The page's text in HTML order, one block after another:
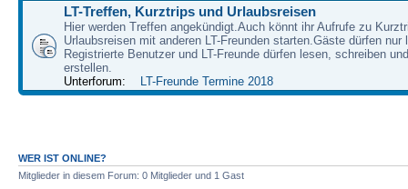
LT-Treffen, Kurztrips und Urlaubsreisen
Hier werden Treffen angekündigt.Auch könnt ihr Aufrufe zu
Urlaubsreisen mit anderen LT-Freunden starten.Gäste dürfen nur
Registrierte Benutzer und LT-Freunde dürfen lesen, schreiben
erstellen.
Unterforum:
LT-Freunde Termine 2018
WER IST ONLINE?
Mitglieder in diesem Forum: 0 Mitglieder und 1 Gast